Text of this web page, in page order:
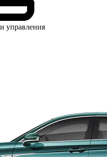
управления